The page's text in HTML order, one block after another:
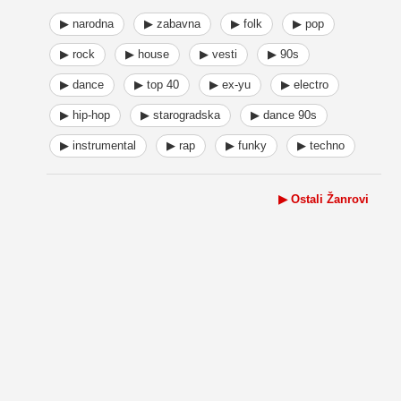
▶ narodna ▶ zabavna ▶ folk ▶ pop
▶ rock ▶ house ▶ vesti ▶ 90s
▶ dance ▶ top 40 ▶ ex-yu ▶ electro
▶ hip-hop ▶ starogradska ▶ dance 90s
▶ instrumental ▶ rap ▶ funky ▶ techno
▶ Ostali Žanrovi